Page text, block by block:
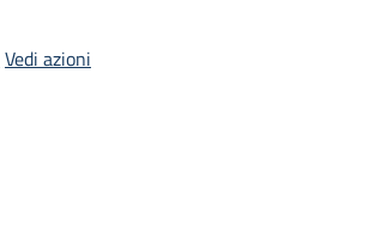
Vedi azioni